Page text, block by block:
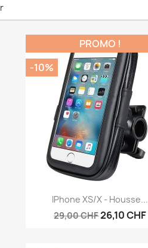
Aperçu rapide
IPhone XS/X - Housse...
29,00 CHF26,10 CHF
PROMO !
-10%